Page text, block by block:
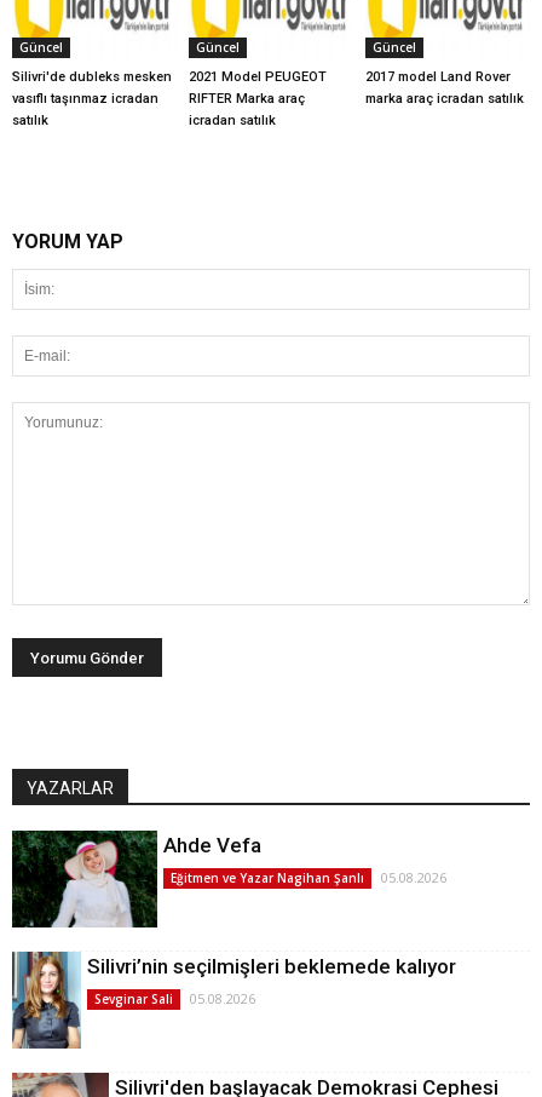
Güncel
Silivri'de dubleks mesken
vasıflı taşınmaz icradan
satılık
Güncel
2021 Model PEUGEOT
RIFTER Marka araç
icradan satılık
Güncel
2017 model Land Rover
marka araç icradan satılık
YORUM YAP
YAZARLAR
Ahde Vefa
Eğitmen ve Yazar Nagihan Şanlı 05.08.2026
Silivri’nin seçilmişleri beklemede kalıyor
Sevginar Sali 05.08.2026
Silivri'den başlayacak Demokrasi Cephesi